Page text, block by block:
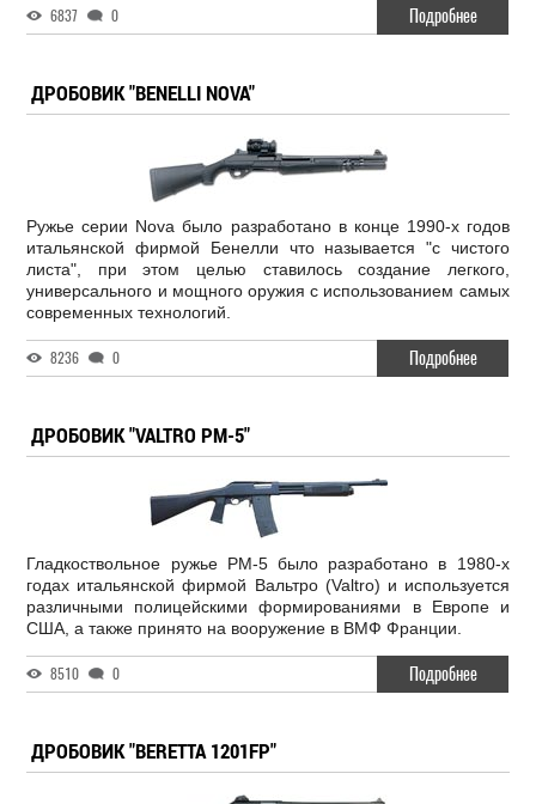
6837 0 Подробнее
ДРОБОВИК "BENELLI NOVA"
Ружье серии Nova было разработано в конце 1990-х годов
итальянской фирмой Бенелли что называется "с чистого
листа", при этом целью ставилось создание легкого,
универсального и мощного оружия с использованием самых
современных технологий.
8236 0 Подробнее
ДРОБОВИК "VALTRO PM-5"
Гладкоствольное ружье РМ-5 было разработано в 1980-х
годах итальянской фирмой Вальтро (Valtro) и используется
различными полицейскими формированиями в Европе и
США, а также принято на вооружение в ВМФ Франции.
8510 0 Подробнее
ДРОБОВИК "BERETTA 1201FP"